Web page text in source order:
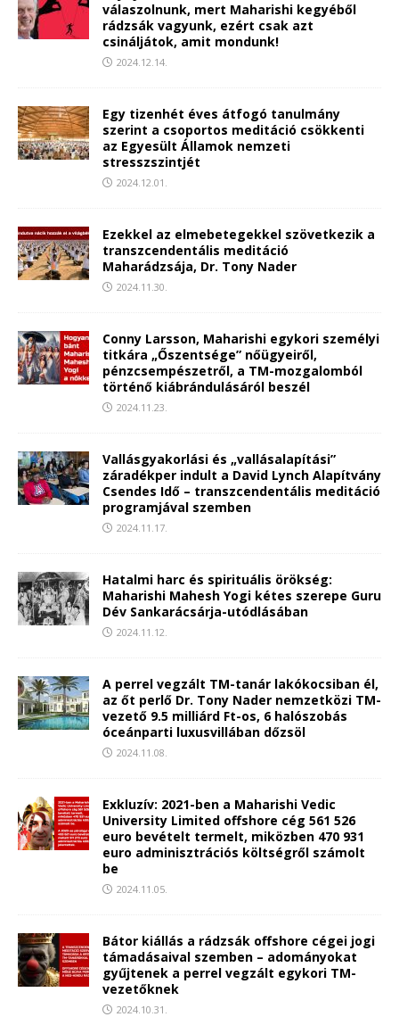
válaszolnunk, mert Maharishi kegyéből
rádzsák vagyunk, ezért csak azt
csináljátok, amit mondunk!
2024.12.14.
Egy tizenhét éves átfogó tanulmány
szerint a csoportos meditáció csökkenti
az Egyesült Államok nemzeti
stresszszintjét
2024.12.01.
Ezekkel az elmebetegekkel szövetkezik a
transzcendentális meditáció
Maharádzsája, Dr. Tony Nader
2024.11.30.
Conny Larsson, Maharishi egykori személyi
titkára „Őszentsége” nőügyeiről,
pénzcsempészetről, a TM-mozgalomból
történő kiábrándulásáról beszél
2024.11.23.
Vallásgyakorlási és „vallásalapítási”
záradékper indult a David Lynch Alapítvány
Csendes Idő – transzcendentális meditáció
programjával szemben
2024.11.17.
Hatalmi harc és spirituális örökség:
Maharishi Mahesh Yogi kétes szerepe Guru
Dév Sankarácsárja-utódlásában
2024.11.12.
A perrel vegzált TM-tanár lakókocsiban él,
az őt perlő Dr. Tony Nader nemzetközi TM-
vezető 9.5 milliárd Ft-os, 6 halószobás
óceánparti luxusvillában dőzsöl
2024.11.08.
Exkluzív: 2021-ben a Maharishi Vedic
University Limited offshore cég 561 526
euro bevételt termelt, miközben 470 931
euro adminisztrációs költségről számolt
be
2024.11.05.
Bátor kiállás a rádzsák offshore cégei jogi
támadásaival szemben – adományokat
gyűjtenek a perrel vegzált egykori TM-
vezetőknek
2024.10.31.